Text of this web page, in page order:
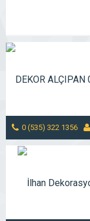
0 (535) 322 1356